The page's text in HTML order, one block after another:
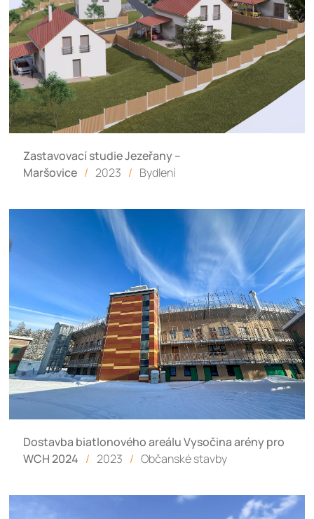
Zastavovací studie Jezeřany –
Maršovice / 2023 / Bydlení
Dostavba biatlonového areálu Vysočina arény pro
WCH 2024 / 2023 / Občanské stavby